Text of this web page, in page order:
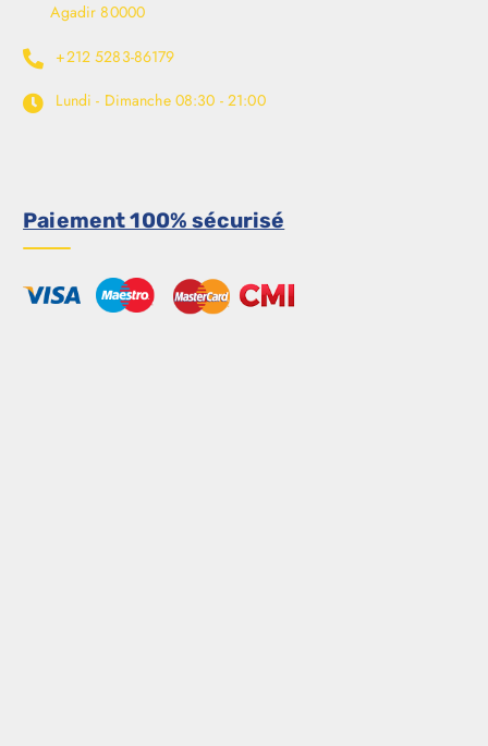
Agadir 80000
+212 5283-86179
Lundi - Dimanche 08:30 - 21:00
Paiement 100% sécurisé